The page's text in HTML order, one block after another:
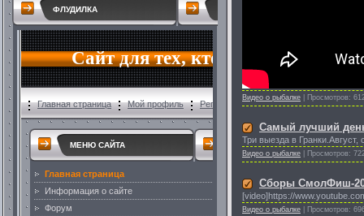
ФЛУДИЛКА
Видео о рыбалке Просмотров:
Самый лучший
Три выезда в
Видео о рыбалке Просмотров:
Сборы СмолФиш-
[video]https://
Видео о рыбалке Просмотров: